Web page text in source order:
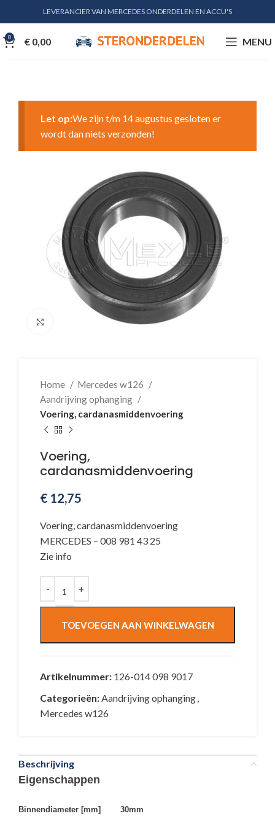
LEVERANCIER VAN MERCEDES ONDERDELEN EN ACCU'S
0 € 0,00 MENU
Let op:We zijn t/m 14 augustus gesloten er
wordt dan niets verzonden!
Klik voor vergroting
Home
Mercedes w126
Aandrijving ophanging
Voering, cardanasmiddenvoering
Voering,
cardanasmiddenvoering
€ 12,75
Voering, cardanasmiddenvoering
MERCEDES – 008 981 43 25
Zie info
TOEVOEGEN AAN WINKELWAGEN
Artikelnummer: 126-014 098 9017
Categorieën:Aandrijving ophanging,
Mercedes w126
Beschrijving
Eigenschappen
Binnendiameter [mm] 30mm